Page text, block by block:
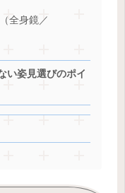
全身鏡／
い姿見選びのポイ